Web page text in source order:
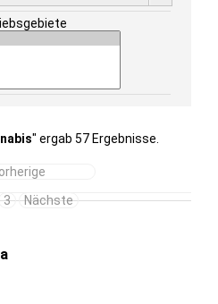
" ergab 57 Ergebnisse.
3 Nächste